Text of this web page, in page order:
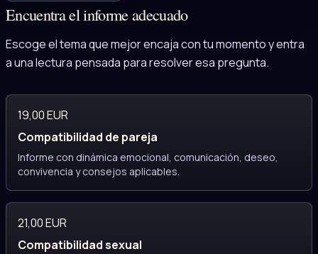
Encuentra el informe adecuado
Escoge el tema que mejor encaja con tu momento y entra
a una lectura pensada para resolver esa pregunta.
19,00 EUR
Compatibilidad de pareja
Informe con dinámica emocional, comunicación, deseo,
convivencia y consejos aplicables.
21,00 EUR
Compatibilidad sexual